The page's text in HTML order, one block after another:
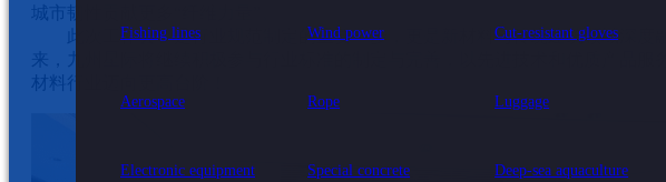
Fishing lines Wind power Cut-resistant gloves
Aerospace Rope Luggage
Electronic equipment Special concrete Deep-sea aquaculture
城市韧性贡献更多“纤维力量”。
此次工作会，是行业规范制定的重要一步，更是新材料与传统建筑领域深度
来，九州星际将继续积极参与行业标准的制定与完善，以先进技术和优质产品服
材料行业迈向更高台阶！